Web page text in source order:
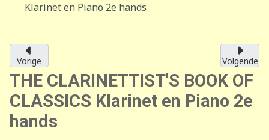
Klarinet en Piano 2e hands
Vorige Volgende
THE CLARINETTIST'S BOOK OF
CLASSICS Klarinet en Piano 2e
hands